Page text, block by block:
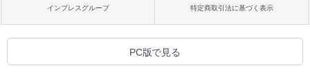
インプレスグループ 特定商取引法に基づく表示
PC版で見る